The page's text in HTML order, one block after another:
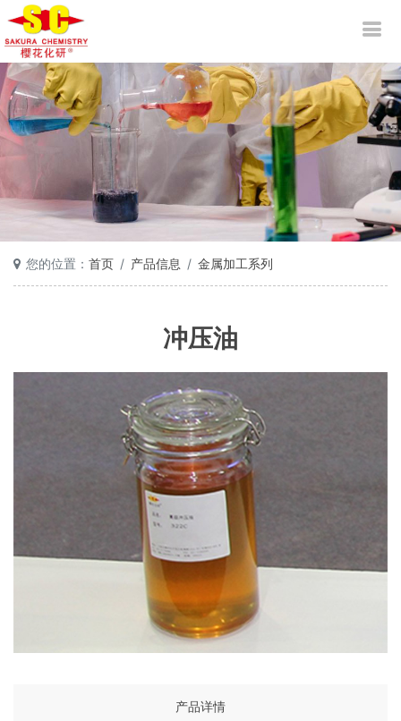
您的位置： 首页 产品信息 金属加工系列
冲压油
产品详情